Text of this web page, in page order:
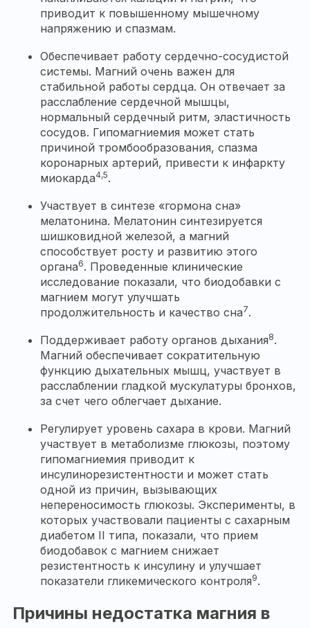
приводит к повышенному мышечному
напряжению и спазмам.
Обеспечивает работу сердечно-сосудистой
системы. Магний очень важен для
стабильной работы сердца. Он отвечает за
расслабление сердечной мышцы,
нормальный сердечный ритм, эластичность
сосудов. Гипомагниемия может стать
причиной тромбообразования, спазма
коронарных артерий, привести к инфаркту
миокарда4,5.
Участвует в синтезе «гормона сна»
мелатонина. Мелатонин синтезируется
шишковидной железой, а магний
способствует росту и развитию этого
органа6. Проведенные клинические
исследование показали, что биодобавки с
магнием могут улучшать
продолжительность и качество сна7.
Поддерживает работу органов дыхания8.
Магний обеспечивает сократительную
функцию дыхательных мышц, участвует в
расслаблении гладкой мускулатуры бронхов,
за счет чего облегчает дыхание.
Регулирует уровень сахара в крови. Магний
участвует в метаболизме глюкозы, поэтому
гипомагниемия приводит к
инсулинорезистентности и может стать
одной из причин, вызывающих
непереносимость глюкозы. Эксперименты, в
которых участвовали пациенты с сахарным
диабетом II типа, показали, что прием
биодобавок с магнием снижает
резистентность к инсулину и улучшает
показатели гликемического контроля9.
Причины недостатка магния в